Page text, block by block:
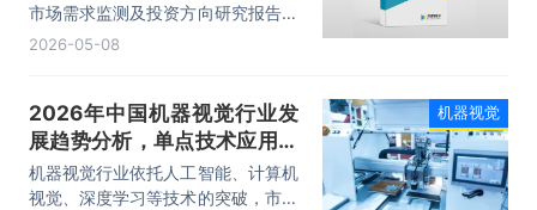
市场需求监测及投资方向研究报告，
主要包括行业下游市场剖析、竞争格
2026-05-08
2026年中国机器视觉行业发
展趋势分析，单点技术应用迈
向多技术融合、全域场景渗透
的高质量发展阶段「图」
机器视觉行业依托人工智能、计算机
视觉、深度学习等技术的突破，市场
机器视觉